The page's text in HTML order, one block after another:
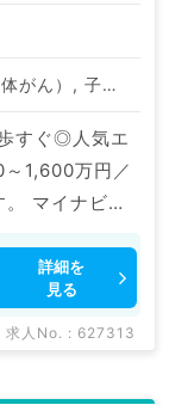
一般外来, 子宮がん検査（体がん）, 子宮がん検査（頚がん）
すぐ◎人気エ
ビ
療機関求人は
詳細を
見る
求人No. : 627313